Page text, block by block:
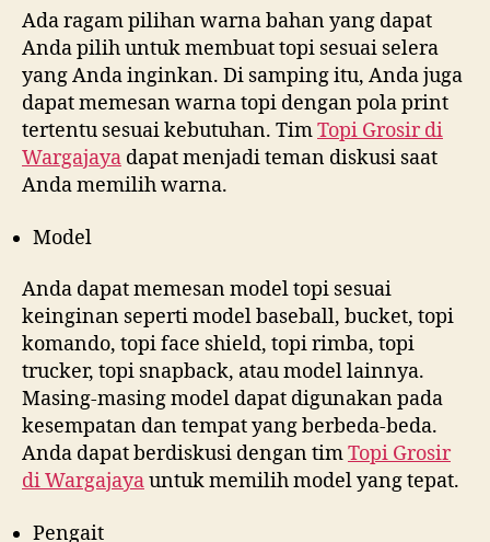
Ada ragam pilihan warna bahan yang dapat
Anda pilih untuk membuat topi sesuai selera
yang Anda inginkan. Di samping itu, Anda juga
dapat memesan warna topi dengan pola print
tertentu sesuai kebutuhan. TimTopi Grosir di
Wargajaya dapat menjadi teman diskusi saat
Anda memilih warna.
Model
Anda dapat memesan model topi sesuai
keinginan seperti model baseball, bucket, topi
komando, topi face shield, topi rimba, topi
trucker, topi snapback, atau model lainnya.
Masing-masing model dapat digunakan pada
kesempatan dan tempat yang berbeda-beda.
Anda dapat berdiskusi dengan timTopi Grosir
diWargajayauntuk memilih model yang tepat.
Pengait